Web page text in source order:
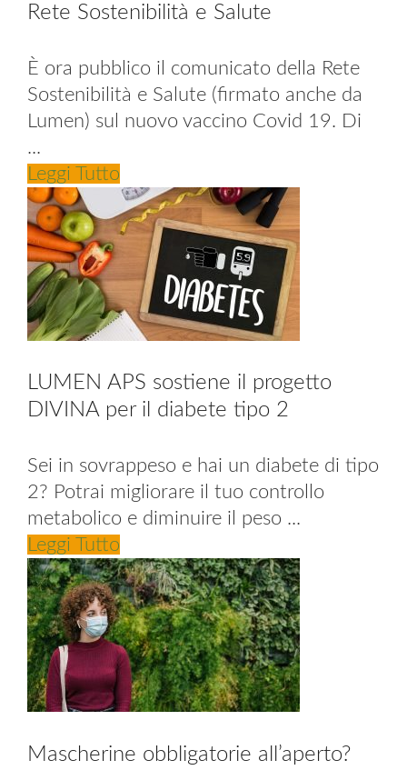
Rete Sostenibilità e Salute
È ora pubblico il comunicato della Rete
Sostenibilità e Salute (firmato anche da
Lumen) sul nuovo vaccino Covid 19. Di
...
Leggi Tutto
LUMEN APS sostiene il progetto
DIVINA per il diabete tipo 2
Sei in sovrappeso e hai un diabete di tipo
2? Potrai migliorare il tuo controllo
metabolico e diminuire il peso ...
Leggi Tutto
Mascherine obbligatorie all’aperto?